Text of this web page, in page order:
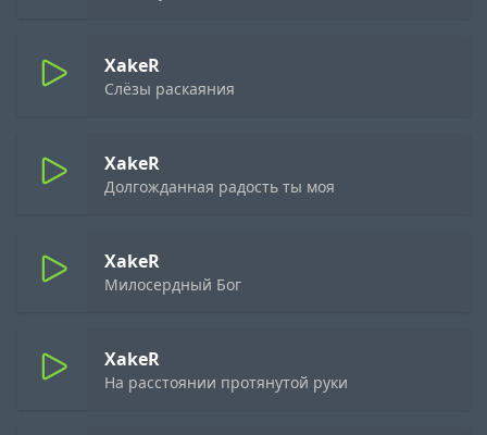
XakeR
Слёзы раскаяния
XakeR
Долгожданная радость ты моя
XakeR
Милосердный Бог
XakeR
На расстоянии протянутой руки